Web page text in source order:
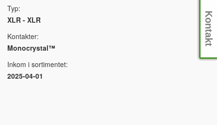
Typ:
XLR - XLR
Kontakter:
Monocrystal™
Inkom i sortimentet:
2025-04-01
Kontakt